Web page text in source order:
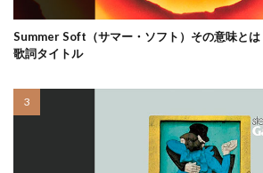
Summer Soft（サマー・ソフト）その意味とは
歌詞タイトル